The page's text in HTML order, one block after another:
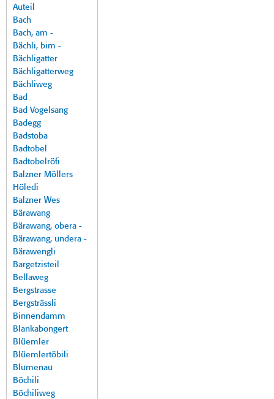
Auteil
Bach
Bach, am -
Bächli, bim -
Bächligatter
Bächligatterweg
Bächliweg
Bad
Bad Vogelsang
Badegg
Badstoba
Badtobel
Badtobelröfi
Balzner Möllers
Höledi
Balzner Wes
Bärawang
Bärawang, obera -
Bärawang, undera -
Bärawengli
Bargetzisteil
Bellaweg
Bergstrasse
Bergsträssli
Binnendamm
Blankabongert
Blüemler
Blüemlertöbili
Blumenau
Böchili
Böchiliweg